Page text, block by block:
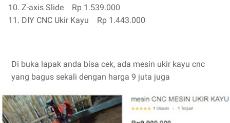
Z-axis Slide Rp 1.539.000
DIY CNC Ukir Kayu Rp 1.443.000
Di buka lapak anda bisa cek, ada mesin ukir kayu cnc
yang bagus sekali dengan harga 9 juta juga